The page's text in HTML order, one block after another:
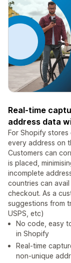
Real-time
address data
For Shopify
every address on
Customers can
is placed,
incomplete
countries can
checkout. As a
suggestions from
USPS, etc)
No code, easy
in Shopify
Real-time
non-unique